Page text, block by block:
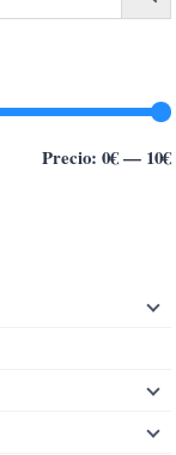
Precio: 0€— 10€